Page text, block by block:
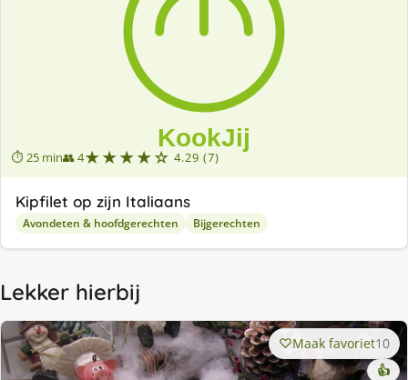
⏱ 25 min👥 4★★★★☆ 4.29 (7)
Kipfilet op zijn Italiaans
Avondeten & hoofdgerechten Bijgerechten
Lekker hierbij
Maak favoriet10
👍